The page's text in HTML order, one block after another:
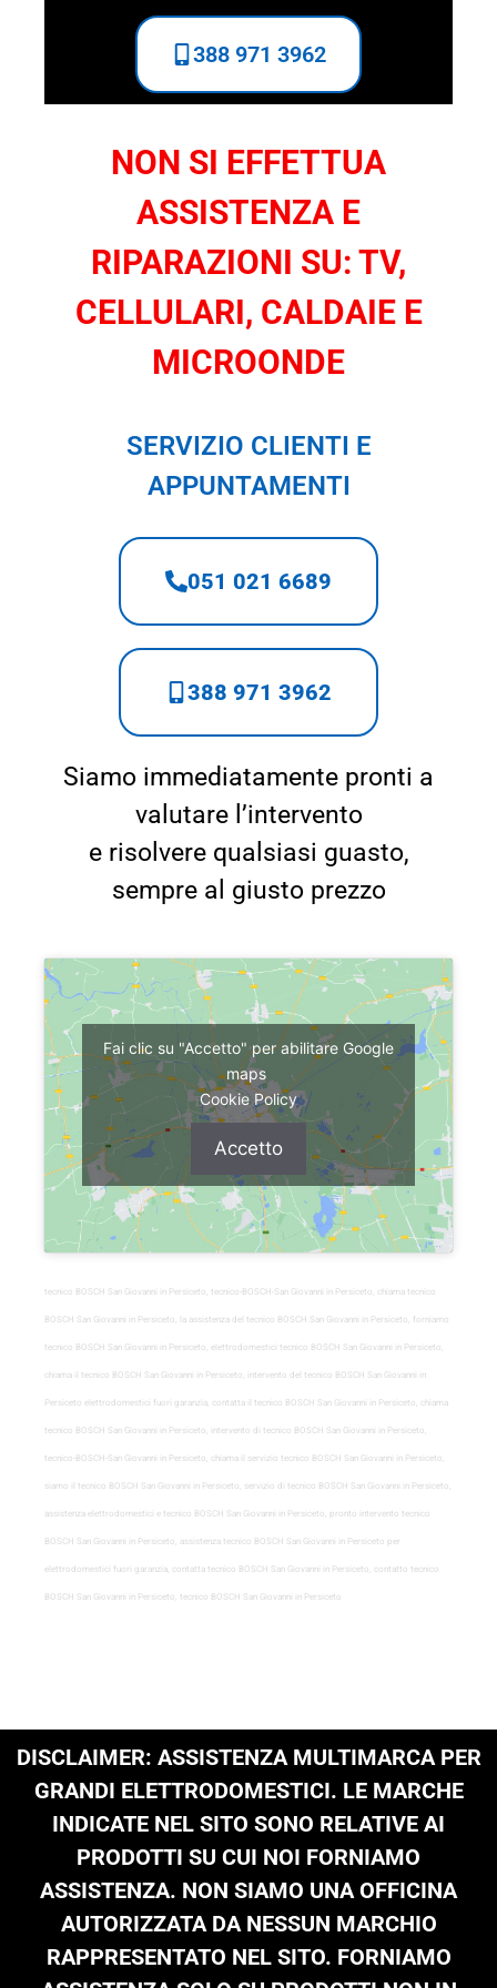
388 971 3962
NON SI EFFETTUA
ASSISTENZA E
RIPARAZIONI SU: TV,
CELLULARI, CALDAIE E
MICROONDE
SERVIZIO CLIENTI E
APPUNTAMENTI
051 021 6689
388 971 3962
Siamo immediatamente pronti a
valutare l’intervento
e risolvere qualsiasi guasto,
sempre al giusto prezzo
Fai clic su "Accetto" per abilitare Google
maps
Cookie Policy
Accetto
tecnico BOSCH San Giovanni in Persiceto, tecnico-BOSCH-San Giovanni in Persiceto, chiama tecnico
BOSCH San Giovanni in Persiceto, la assistenza del tecnico BOSCH San Giovanni in Persiceto, forniamo
tecnico BOSCH San Giovanni in Persiceto, elettrodomestici tecnico BOSCH San Giovanni in Persiceto,
chiama il tecnico BOSCH San Giovanni in Persiceto, intervento del tecnico BOSCH San Giovanni in
Persiceto elettrodomestici fuori garanzia, contatta il tecnico BOSCH San Giovanni in Persiceto, chiama
tecnico BOSCH San Giovanni in Persiceto, intervento di tecnico BOSCH San Giovanni in Persiceto,
tecnico-BOSCH-San Giovanni in Persiceto, chiama il servizio tecnico BOSCH San Giovanni in Persiceto,
siamo il tecnico BOSCH San Giovanni in Persiceto, servizio di tecnico BOSCH San Giovanni in Persiceto,
assistenza elettrodomestici e tecnico BOSCH San Giovanni in Persiceto, pronto intervento tecnico
BOSCH San Giovanni in Persiceto, assistenza tecnico BOSCH San Giovanni in Persiceto per
elettrodomestici fuori garanzia, contatta tecnico BOSCH San Giovanni in Persiceto, contatto tecnico
BOSCH San Giovanni in Persiceto, tecnico BOSCH San Giovanni in Persiceto
DISCLAIMER: ASSISTENZA MULTIMARCA PER
GRANDI ELETTRODOMESTICI. LE MARCHE
INDICATE NEL SITO SONO RELATIVE AI
PRODOTTI SU CUI NOI FORNIAMO
ASSISTENZA. NON SIAMO UNA OFFICINA
AUTORIZZATA DA NESSUN MARCHIO
RAPPRESENTATO NEL SITO. FORNIAMO